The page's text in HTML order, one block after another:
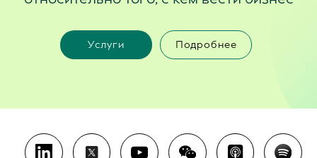
Услуги Подробнее